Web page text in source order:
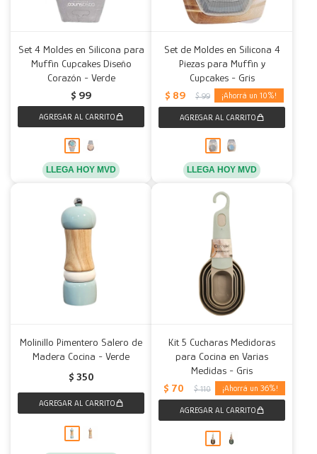
Set 4 Moldes en Silicona para
Muffin Cupcakes Diseño
Corazón - Verde
$ 99
LLEGA HOY MVD
Set de Moldes en Silicona 4
Piezas para Muffin y
Cupcakes - Gris
$ 89 $ 99 10
LLEGA HOY MVD
Molinillo Pimentero Salero de
Madera Cocina - Verde
$ 350
Kit 5 Cucharas Medidoras
para Cocina en Varias
Medidas - Gris
$ 70 $ 110 36